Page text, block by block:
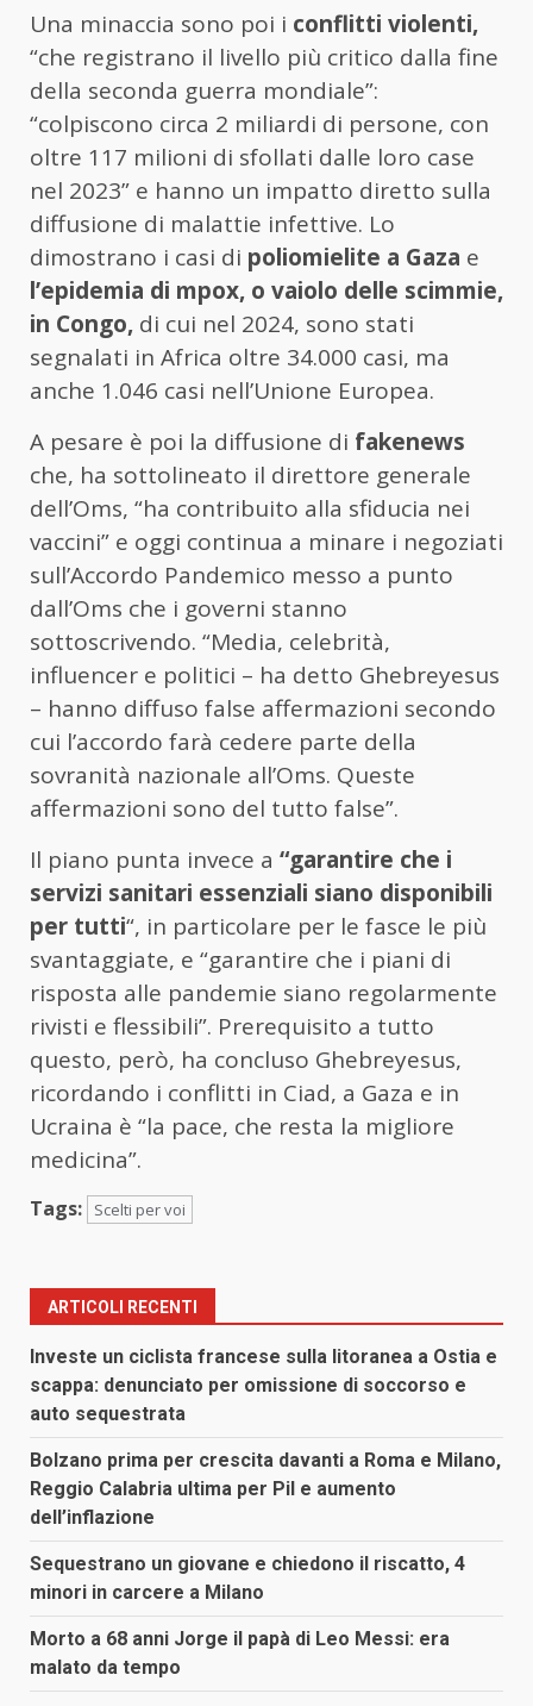
Una minaccia sono poi i conflitti violenti,
“che registrano il livello più critico dalla fine
della seconda guerra mondiale”:
“colpiscono circa 2 miliardi di persone, con
oltre 117 milioni di sfollati dalle loro case
nel 2023” e hanno un impatto diretto sulla
diffusione di malattie infettive. Lo
dimostrano i casi di poliomielite a Gaza e
l’epidemia di mpox, o vaiolo delle scimmie,
in Congo, di cui nel 2024, sono stati
segnalati in Africa oltre 34.000 casi, ma
anche 1.046 casi nell’Unione Europea.
A pesare è poi la diffusione di fakenews
che, ha sottolineato il direttore generale
dell’Oms, “ha contribuito alla sfiducia nei
vaccini” e oggi continua a minare i negoziati
sull’Accordo Pandemico messo a punto
dall’Oms che i governi stanno
sottoscrivendo. “Media, celebrità,
influencer e politici – ha detto Ghebreyesus
– hanno diffuso false affermazioni secondo
cui l’accordo farà cedere parte della
sovranità nazionale all’Oms. Queste
affermazioni sono del tutto false”.
Il piano punta invece a “garantire che i
servizi sanitari essenziali siano disponibili
per tutti“, in particolare per le fasce le più
svantaggiate, e “garantire che i piani di
risposta alle pandemie siano regolarmente
rivisti e flessibili”. Prerequisito a tutto
questo, però, ha concluso Ghebreyesus,
ricordando i conflitti in Ciad, a Gaza e in
Ucraina è “la pace, che resta la migliore
medicina”.
Tags: Scelti per voi
ARTICOLI RECENTI
Investe un ciclista francese sulla litoranea a Ostia e
scappa: denunciato per omissione di soccorso e
auto sequestrata
Bolzano prima per crescita davanti a Roma e Milano,
Reggio Calabria ultima per Pil e aumento
dell’inflazione
Sequestrano un giovane e chiedono il riscatto, 4
minori in carcere a Milano
Morto a 68 anni Jorge il papà di Leo Messi: era
malato da tempo